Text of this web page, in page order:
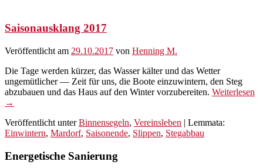
Saisonausklang 2017
Veröffentlicht am 29.10.2017 von Henning M.
Die Tage werden kürzer, das Wasser kälter und das Wetter
ungemütlicher — Zeit für uns, die Boote einzuwintern, den Steg
abzubauen und das Haus auf den Winter vorzubereiten. Weiterlesen
→
Veröffentlicht unterBinnensegeln, Vereinsleben | Lemmata:
Einwintern, Mardorf, Saisonende, Slippen, Stegabbau
Energetische Sanierung